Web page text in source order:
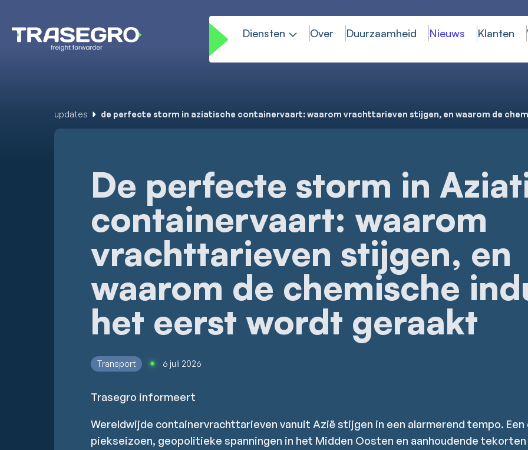
Diensten Over Duurzaamheid Nieuws Klanten
updates de perfecte storm in aziatische containervaart: waarom vrachttarieven stijgen, en waarom de
De perfecte storm in
containervaart: waarom
vrachttarieven stijgen, en
waarom de chemische
het eerst wordt geraakt
Transport 6 juli 2026
Trasegro informeert
Wereldwijde containervrachttarieven vanuit Azië stijgen in een alarmerend tempo. Een
piekseizoen, geopolitieke spanningen in het Midden Oosten en aanhoudende